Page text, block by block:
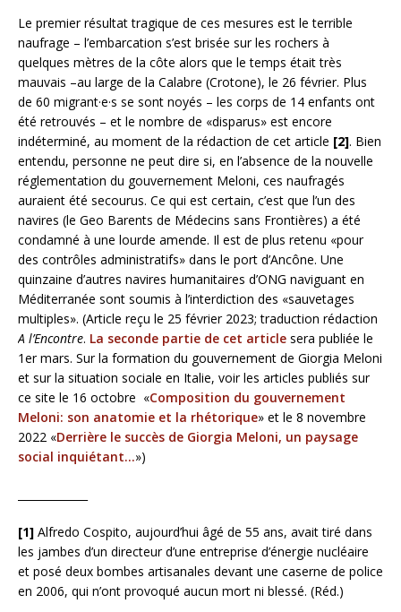
Le premier résultat tragique de ces mesures est le terrible
naufrage – l’embarcation s’est brisée sur les rochers à
quelques mètres de la côte alors que le temps était très
mauvais –au large de la Calabre (Crotone), le 26 février. Plus
de 60 migrant·e·s se sont noyés – les corps de 14 enfants ont
été retrouvés – et le nombre de «disparus» est encore
indéterminé, au moment de la rédaction de cet article [2]. Bien
entendu, personne ne peut dire si, en l’absence de la nouvelle
réglementation du gouvernement Meloni, ces naufragés
auraient été secourus. Ce qui est certain, c’est que l’un des
navires (le Geo Barents de Médecins sans Frontières) a été
condamné à une lourde amende. Il est de plus retenu «pour
des contrôles administratifs» dans le port d’Ancône. Une
quinzaine d’autres navires humanitaires d’ONG naviguant en
Méditerranée sont soumis à l’interdiction des «sauvetages
multiples». (Article reçu le 25 février 2023; traduction rédaction
A l’Encontre. La seconde partie de cet article sera publiée le
1er mars. Sur la formation du gouvernement de Giorgia Meloni
et sur la situation sociale en Italie, voir les articles publiés sur
ce site le 16 octobre «Composition du gouvernement
Meloni: son anatomie et la rhétorique» et le 8 novembre
2022 «Derrière le succès de Giorgia Meloni, un paysage
social inquiétant…»)
[1] Alfredo Cospito, aujourd’hui âgé de 55 ans, avait tiré dans
les jambes d’un directeur d’une entreprise d’énergie nucléaire
et posé deux bombes artisanales devant une caserne de police
en 2006, qui n’ont provoqué aucun mort ni blessé. (Réd.)